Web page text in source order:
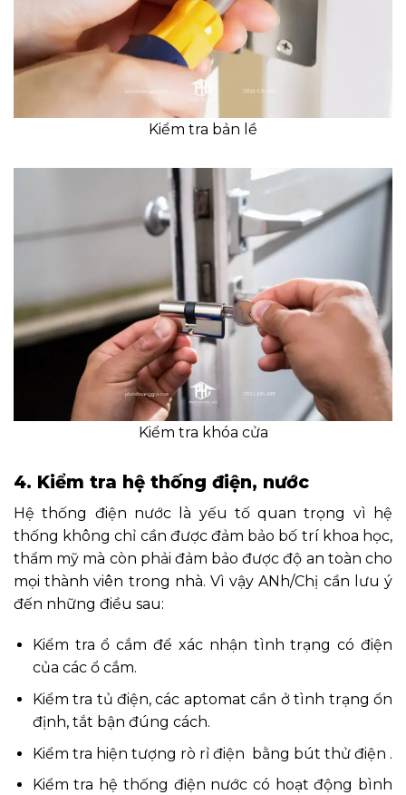
Kiểm tra bản lề
Kiểm tra khóa cửa
4. Kiểm tra hệ thống điện, nước
Hệ thống điện nước là yếu tố quan trọng vì hệ
thống không chỉ cần được đảm bảo bố trí khoa học,
thẩm mỹ mà còn phải đảm bảo được độ an toàn cho
mọi thành viên trong nhà. Vì vậy ANh/Chị cần lưu ý
đến những điều sau:
Kiểm tra ổ cắm để xác nhận tình trạng có điện
của các ổ cắm.
Kiểm tra tủ điện, các aptomat cần ở tình trạng ổn
định, tắt bận đúng cách.
Kiểm tra hiện tượng rò rỉ điện bằng bút thử điện .
Kiểm tra hệ thống điện nước có hoạt động bình